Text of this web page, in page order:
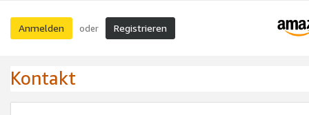
Anmelden oder Registrieren
Kontakt